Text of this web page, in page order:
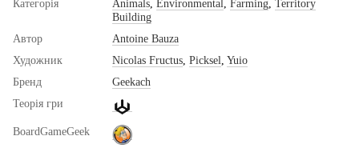
Категорія Animals Environmental Farming Territory
Building
Автор
Antoine Bauza
Художник
Nicolas Fructus Picksel Yuio
Бренд
Geekach
Теорія гри
BoardGameGeek